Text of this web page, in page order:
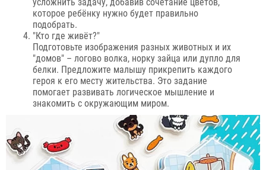
усложнить задачу, добавив сочетание цветов,
которое ребёнку нужно будет правильно
подобрать.
"Кто где живёт?"
Подготовьте изображения разных животных и их
"домов" – логово волка, норку зайца или дупло для
белки. Предложите малышу прикрепить каждого
героя к его месту жительства. Это задание
помогает развивать логическое мышление и
знакомить с окружающим миром.